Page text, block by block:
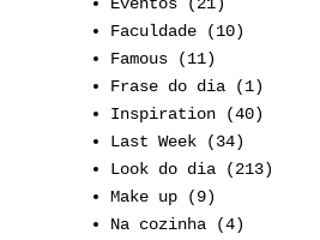
Faculdade
(10)
Famous
(11)
Frase do dia
(1)
Inspiration
(40)
Last Week
(34)
Look do dia
(213)
Make up
(9)
Na cozinha
(4)